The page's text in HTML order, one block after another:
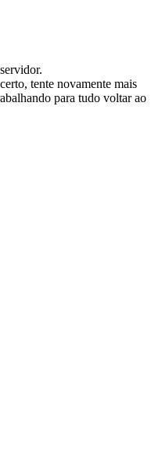
tente novamente mais
para tudo voltar ao